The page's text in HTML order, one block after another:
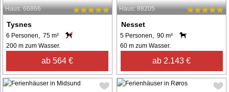
Haus: 66866
Tysnes
6 Personen, 75 m²
200 m zum Wasser.
ab 564 €
Haus: 88205
Nesset
5 Personen, 90 m²
60 m zum Wasser.
ab 2.143 €